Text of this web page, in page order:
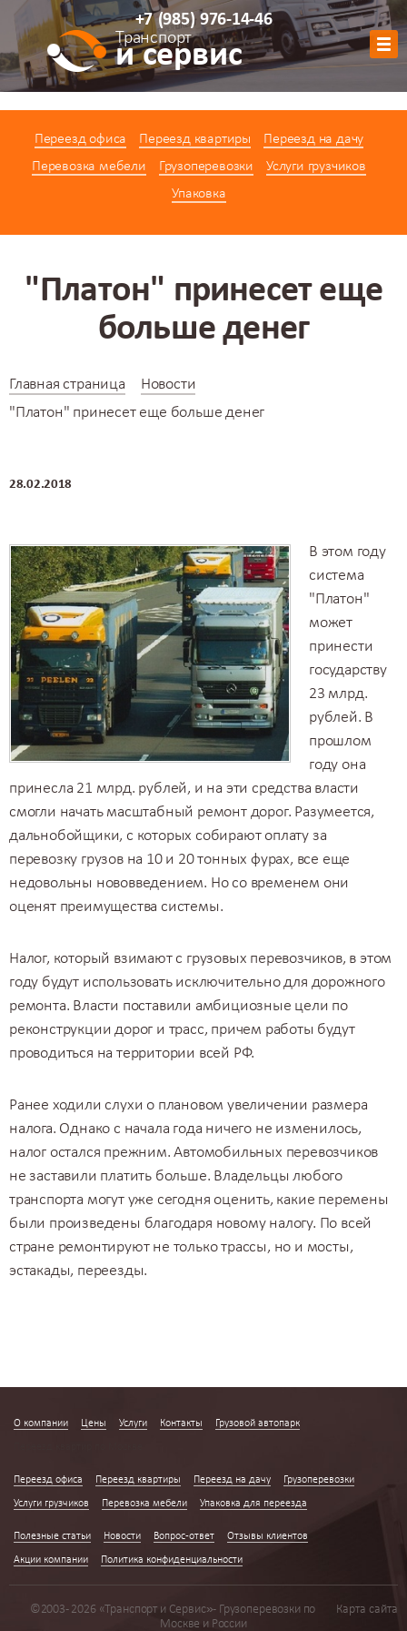
+7(985) 976-14-46
Транспорт
и сервис
Обратный звонок
АКЦИИ
КОНТАКТЫ
КАЛЬКУЛЯТОР
Переезд офиса Переезд квартиры
Переезд на дачу
Перевозка мебели
Грузоперевозки
Услуги грузчиков
Упаковка
"Платон" принесет еще
больше денег
Главная страница
Новости
"Платон" принесет еще больше денег
28.02.2018
В этом году
система
"Платон"
может
принести
государству
23 млрд.
рублей. В
прошлом
году она
принесла 21 млрд. рублей, и на эти средства власти
смогли начать масштабный ремонт дорог. Разумеется,
дальнобойщики, c которых собирают оплату за
перевозку грузов на 10и 20 тонных фурах, все еще
недовольны нововведением. Но со временем они
оценят преимущества системы.
Налог, который взимают с грузовых перевозчиков, в этом
году будут использовать исключительно для дорожного
ремонта. Власти поставили амбициозные цели по
реконструкции дорог и трасс, причем работы будут
проводиться на территории всей РФ.
Ранее ходили слухи о плановом увеличении размера
налога. Однако с начала года ничего не изменилось,
налог остался прежним. Автомобильных перевозчиков
не заставили платить больше. Владельцы любого
транспорта могут уже сегодня оценить, какие перемены
были произведены благодаря новому налогу. По всей
стране ремонтируют не только трассы, но и мосты,
эстакады, переезды.
О компании Цены Услуги Контакты Грузовой автопарк
Переезд офиса Переезд квартиры Переезд на дачу Грузоперевозки
Услуги грузчиков Перевозка мебели Упаковка для переезда
Полезные статьи Новости Вопрос-ответ Отзывы клиентов
Акции компании Политика конфиденциальности
Карта сайта
©2003 - 2026 «Транспорт и Сервис» - Грузоперевозки по
Москве и России